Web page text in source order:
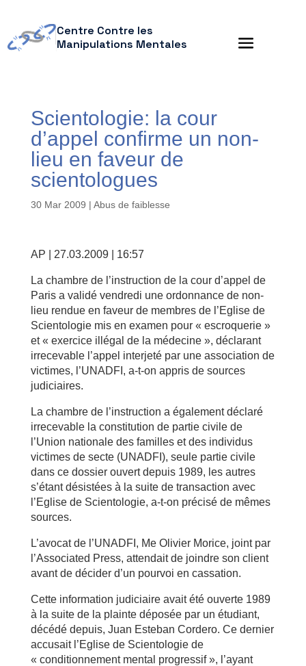
Centre Contre les
Manipulations Mentales
Scientologie: la cour
d’appel confirme un non-
lieu en faveur de
scientologues
30 Mar 2009 | Abus de faiblesse
AP | 27.03.2009 | 16:57
La chambre de l’instruction de la cour d’appel de
Paris a validé vendredi une ordonnance de non-
lieu rendue en faveur de membres de l’Eglise de
Scientologie mis en examen pour « escroquerie »
et « exercice illégal de la médecine », déclarant
irrecevable l’appel interjeté par une association de
victimes, l’UNADFI, a-t-on appris de sources
judiciaires.
La chambre de l’instruction a également déclaré
irrecevable la constitution de partie civile de
l’Union nationale des familles et des individus
victimes de secte (UNADFI), seule partie civile
dans ce dossier ouvert depuis 1989, les autres
s’étant désistées à la suite de transaction avec
l’Eglise de Scientologie, a-t-on précisé de mêmes
sources.
L’avocat de l’UNADFI, Me Olivier Morice, joint par
l’Associated Press, attendait de joindre son client
avant de décider d’un pourvoi en cassation.
Cette information judiciaire avait été ouverte 1989
à la suite de la plainte déposée par un étudiant,
décédé depuis, Juan Esteban Cordero. Ce dernier
accusait l’Eglise de Scientologie de
« conditionnement mental progressif », l’ayant